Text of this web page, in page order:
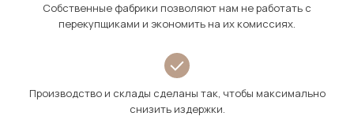
Собственные фабрики позволяют нам не работать с
перекупщиками и экономить на их комиссиях.
Производство и склады сделаны так, чтобы максимально
снизить издержки.